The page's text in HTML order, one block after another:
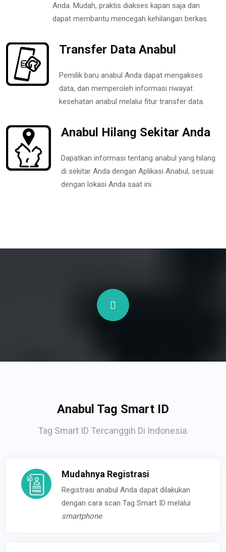
Anda. Mudah, praktis diakses kapan saja dan
dapat membantu mencegah kehilangan berkas.
Transfer Data Anabul
Pemilik baru anabul Anda dapat mengakses
data, dan memperoleh informasi riwayat
kesehatan anabul melalui fitur transfer data.
Anabul Hilang Sekitar Anda
Dapatkan informasi tentang anabul yang hilang
di sekitar Anda dengan Aplikasi Anabul, sesuai
dengan lokasi Anda saat ini.
Anabul Tag Smart ID
Tag Smart ID Tercanggih Di Indonesia.
Mudahnya Registrasi
Registrasi anabul Anda dapat dilakukan
dengan cara scan Tag Smart ID melalui
smartphone.